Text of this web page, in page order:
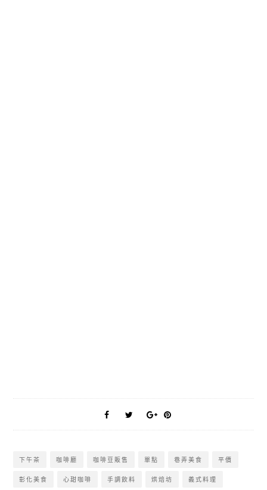
下午茶 咖啡廳 咖啡豆販售 單點 巷弄美食 平價
彰化美食 心甜咖啡 手調飲料 烘焙坊 義式料理